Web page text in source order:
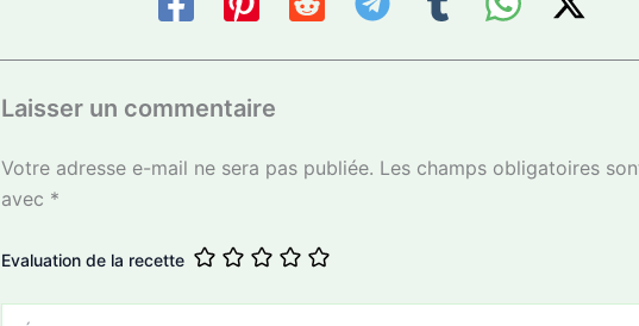
Laisser un commentaire
Votre adresse e-mail ne sera pas publiée. Les champs obligatoires
avec *
Evaluation de la recette